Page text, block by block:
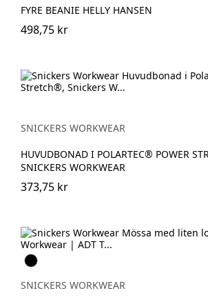
FYRE BEANIE HELLY HANSEN
498,75 kr
SNICKERS WORKWEAR
HUVUDBONAD I POLARTEC® POWER
SNICKERS WORKWEAR
373,75 kr
Svart
SNICKERS WORKWEAR